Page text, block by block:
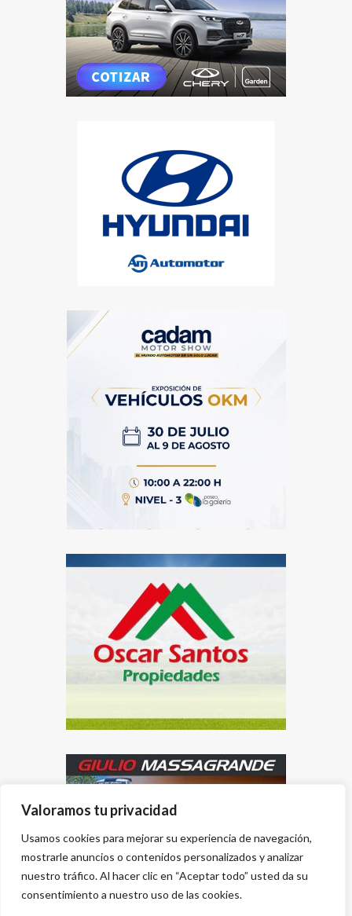
Valoramos tu privacidad
Usamos cookies para mejorar su experiencia de navegación,
mostrarle anuncios o contenidos personalizados y analizar
nuestro tráfico. Al hacer clic en “Aceptar todo” usted da su
consentimiento a nuestro uso de las cookies.